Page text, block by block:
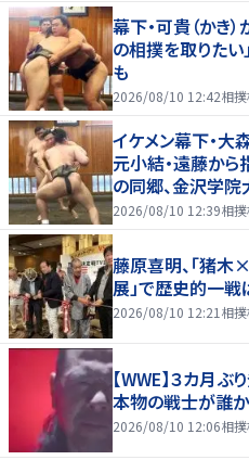
幕下・可貴（かき
の相撲を取りたい
も
2026/08/10 12:42相
イケメン幕下・大
元小結・遠藤か
の同郷、金沢学
2026/08/10 12:39相
藤原喜明、「猪木
展」で歴史的一戦
2026/08/10 12:21 相
【WWE】３カ月
本物の戦士が誰
2026/08/10 12:06相